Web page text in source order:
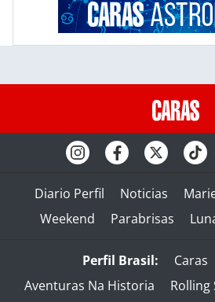
Diario Perfil Noticias
Weekend
Parabrisas
Perfil Brasil: Caras
Aventuras Na Historia
Rolling